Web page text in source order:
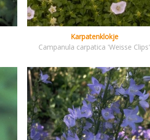
Karpatenklokje
Campanula carpatica 'Weisse Clips'